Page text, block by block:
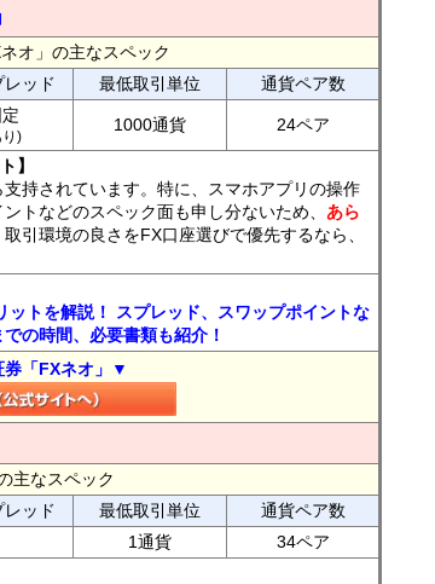
オ」の主なスペック
ッド 最低取引単位
通貨ペア数
)
1000通貨 24ペア
】
持されています。特に、スマホアプリの操作
トなどのスペック面も申し分ないため、 あら
取引環境の良さをFX口座選びで優先するなら、
トを解説！ スプレッド、スワップポイントな
の時間、必要書類も紹介！
「FXネオ」▼
主なスペック
ッド 最低取引単位
通貨ペア数
1通貨
34ペア